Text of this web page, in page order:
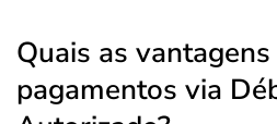
Quais as
pagamentos via